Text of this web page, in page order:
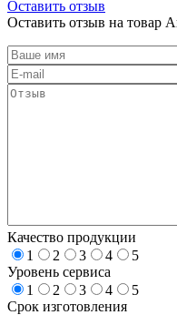
Оставить отзыв
Оставить отзыв на товар
Качество продукции
1
2 3 4
5
Уровень сервиса
1
2 3 4
5
Срок изготовления